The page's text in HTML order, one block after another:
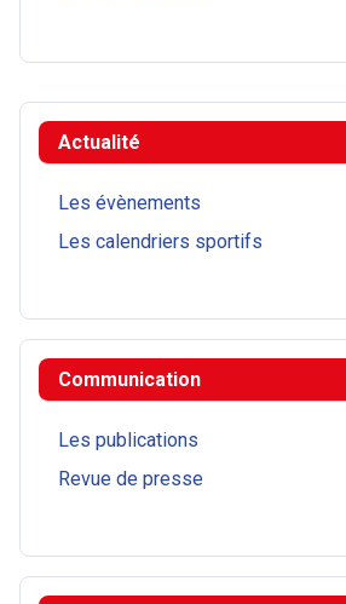
Actualité
Les évènements
Les calendriers sportifs
Communication
Les publications
Revue de presse